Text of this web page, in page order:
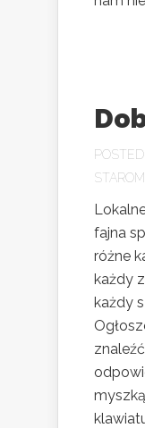
fajna
różne
każdy
każdy